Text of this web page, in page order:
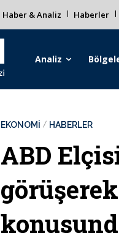
Haber & Analiz Haberler
Analiz
EKONOMİ HABERLER
ABD